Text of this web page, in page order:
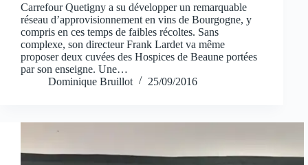
Carrefour Quetigny a su développer un remarquable
réseau d’approvisionnement en vins de Bourgogne, y
compris en ces temps de faibles récoltes. Sans
complexe, son directeur Frank Lardet va même
proposer deux cuvées des Hospices de Beaune portées
par son enseigne. Une…
Dominique Bruillot
25/09/2016